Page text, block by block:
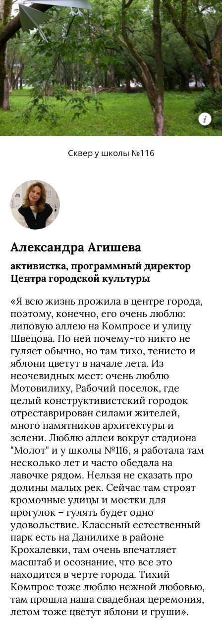
Александра Агишева
активистка, программный директор
Центра городской культуры
«Я всю жизнь прожила в центре города,
поэтому, конечно, его очень люблю:
липовую аллею на Компросе и улицу
Швецова. По ней почему-то никто не
гуляет обычно, но там тихо, тенисто и
яблони цветут в начале лета. Из
неочевидных мест: очень люблю
Мотовилиху, Рабочий поселок, где
целый конструктивистский городок
отреставрирован силами жителей,
много памятников архитектуры и
зелени. Люблю аллеи вокруг стадиона
"Молот" и у школы №116, я работала там
несколько лет и часто обедала на
лавочке рядом. Нельзя не сказать про
долины малых рек. Сейчас там строят
кромочные улицы и мостки для
прогулок – гулять будет одно
удовольствие. Классный естественный
парк есть на Данилихе в районе
Крохалевки, там очень впечатляет
масштаб и осознание, что все это
находится в черте города. Тихий
Компрос тоже люблю нежной любовью,
там прошла наша свадебная церемония,